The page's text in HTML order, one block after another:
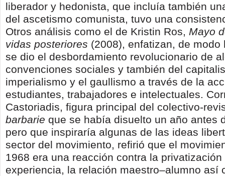
liberador y hedonista, que incluía también
del ascetismo comunista, tuvo una
Otros análisis como el de Kristin Ros, Mayo
vidas posteriores (2008), enfatizan, de modo
se dio el desbordamiento revolucionario de
convenciones sociales y también del
imperialismo y el gaullismo a través de la
estudiantes, trabajadores e intelectuales.
Castoriadis, figura principal del colectivo-
barbarie que se había disuelto un año antes
pero que inspiraría algunas de las ideas
sector del movimiento, refirió que el
1968 era una reacción contra la privatización
experiencia, la relación maestro–alumno así